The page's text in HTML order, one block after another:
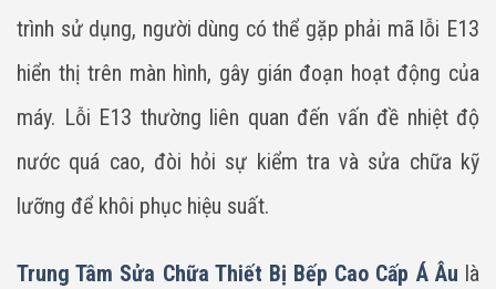
trình sử dụng, người dùng có thể gặp phải mã lỗi E13
hiển thị trên màn hình, gây gián đoạn hoạt động của
máy. Lỗi E13 thường liên quan đến vấn đề nhiệt độ
nước quá cao, đòi hỏi sự kiểm tra và sửa chữa kỹ
lưỡng để khôi phục hiệu suất.
Trung Tâm Sửa Chữa Thiết Bị Bếp Cao Cấp Á Âu là